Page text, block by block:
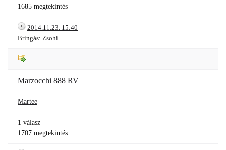
1685 megtekintés
2014.11.23. 15:40
Bringás: Zsohi
Marzocchi 888 RV
Martee
1 válasz
1707 megtekintés